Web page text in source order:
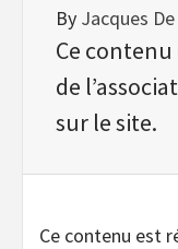
By Jacques
Ce
de
sur le site.
Ce contenu est